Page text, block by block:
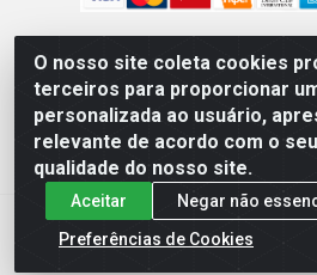
O nosso site coleta cookies
terceiros para proporcionar
personalizada ao usuário,
relevante de acordo com o
qualidade do nosso site.
Aceitar
Negar não
Preferências de Cookies
Machado Carnes Distribuidora
Logradouro: Avenida Candido Aleixo,
- CEP 64.500-000 -